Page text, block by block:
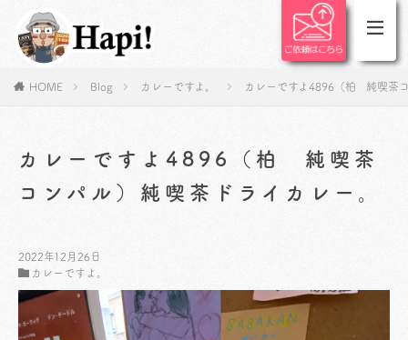
HOME Blog カレーですよ。 カレーですよ4896（柏 純喫茶
カレーですよ4896（柏 純喫茶
コンパル）純喫茶ドライカレー。
2022年12月26日
カレーですよ。